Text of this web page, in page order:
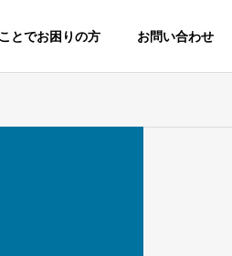
とでお困りの方 お問い合わせ